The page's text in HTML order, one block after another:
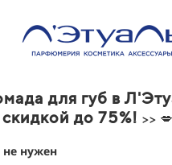
для губ в
скидкой до 75%! >>
не нужен